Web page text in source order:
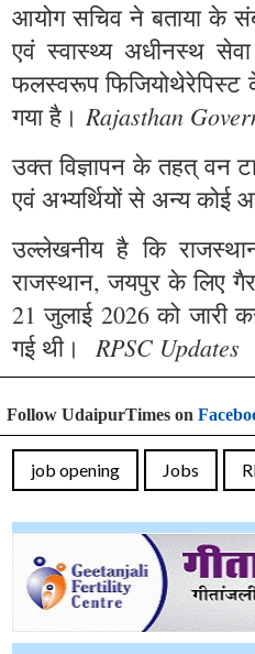
आयोग सचिव ने बताया के
एवं स्वास्थ्य अधीनस्थ
फलस्वरूप फिजियोथेरेपिस्ट के
गया है। Rajasthan
उक्त विज्ञापन के तहत् वन
एवं अभ्यर्थियों से अन्य कोई
उल्लेखनीय है कि
राजस्थान, जयपुर के लिए
21 जुलाई 2026 को जारी
गई थी। RPSC Updates
Follow UdaipurTimes on
job opening Jobs